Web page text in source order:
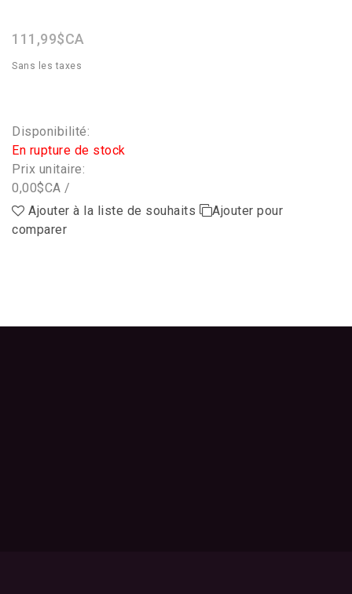
111,99$CA
Sans les taxes
Disponibilité:
En rupture de stock
Prix unitaire:
0,00$CA /
Ajouter à la liste de souhaits
Ajouter pour
comparer